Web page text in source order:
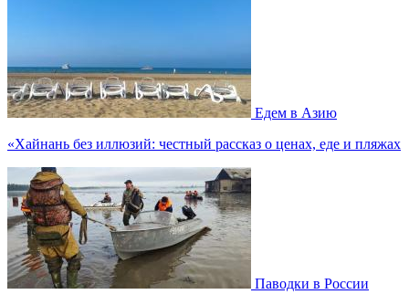
Едем в Азию
«Хайнань без иллюзий: честный рассказ о ценах, еде и пляжах
Паводки в России